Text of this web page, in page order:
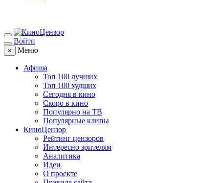
Войти
× Меню
Афиша
Топ 100 лучших
Топ 100 худших
Сегодня в кино
Скоро в кино
Популярно на ТВ
Популярные клипы
КиноЦензор
Рейтинг цензоров
Интересно зрителям
Аналитика
Идеи
О проекте